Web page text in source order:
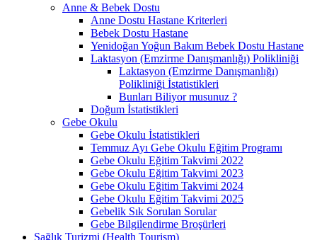
Anne & Bebek Dostu
Anne Dostu Hastane Kriterleri
Bebek Dostu Hastane
Yenidoğan Yoğun Bakım Bebek Dostu Hastane
Laktasyon (Emzirme Danışmanlığı) Polikliniği
Laktasyon (Emzirme Danışmanlığı)
Polikliniği İstatistikleri
Bunları Biliyor musunuz ?
Doğum İstatistikleri
Gebe Okulu
Gebe Okulu İstatistikleri
Temmuz Ayı Gebe Okulu Eğitim Programı
Gebe Okulu Eğitim Takvimi 2022
Gebe Okulu Eğitim Takvimi 2023
Gebe Okulu Eğitim Takvimi 2024
Gebe Okulu Eğitim Takvimi 2025
Gebelik Sık Sorulan Sorular
Gebe Bilgilendirme Broşürleri
Sağlık Turizmi (Health Tourism)